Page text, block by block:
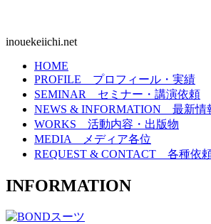
inouekeiichi.net
HOME
PROFILE プロフィール・実績
SEMINAR セミナー・講演依頼
NEWS & INFORMATION 最新情
WORKS 活動内容・出版物
MEDIA
メディア各位
REQUEST & CONTACT 各種依
INFORMATION